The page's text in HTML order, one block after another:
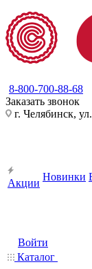
8-800-700-88-68
Заказать звонок
г. Челябинск,
Акции
Новинки
Войти
Каталог